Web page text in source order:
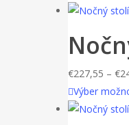
€227,55 – €
Výber